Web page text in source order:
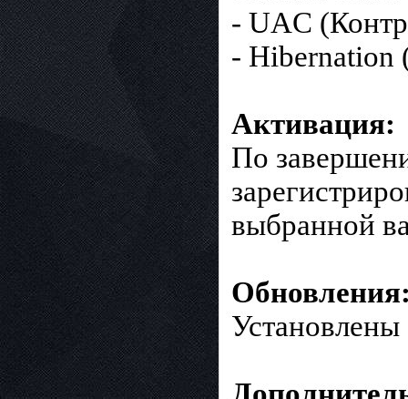
- UAC
- Hibernation
Активация:
По
выбранной